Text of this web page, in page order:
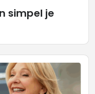
simpel je